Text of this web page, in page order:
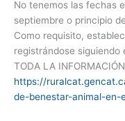
No tenemos las fechas
septiembre o principio
Como requisito,
registrándose siguiendo
TODA LA
https://
de-benestar-animal-en-